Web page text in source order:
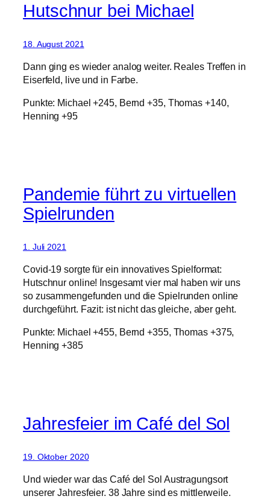
Hutschnur bei Michael
18. August 2021
Dann ging es wieder analog weiter. Reales Treffen in
Eiserfeld, live und in Farbe.
Punkte: Michael +245, Bernd +35, Thomas +140,
Henning +95
Pandemie führt zu virtuellen
Spielrunden
1. Juli 2021
Covid-19 sorgte für ein innovatives Spielformat:
Hutschnur online! Insgesamt vier mal haben wir uns
so zusammengefunden und die Spielrunden online
durchgeführt. Fazit: ist nicht das gleiche, aber geht.
Punkte: Michael +455, Bernd +355, Thomas +375,
Henning +385
Jahresfeier im Café del Sol
19. Oktober 2020
Und wieder war das Café del Sol Austragungsort
unserer Jahresfeier. 38 Jahre sind es mittlerweile.